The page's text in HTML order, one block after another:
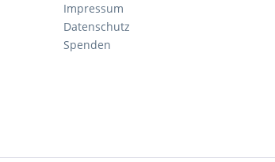
Impressum
Datenschutz
Spenden